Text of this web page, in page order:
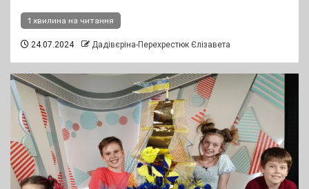
1 хвилина на читання
24.07.2024 Дадівєріна-Перехрестюк Єлізавета